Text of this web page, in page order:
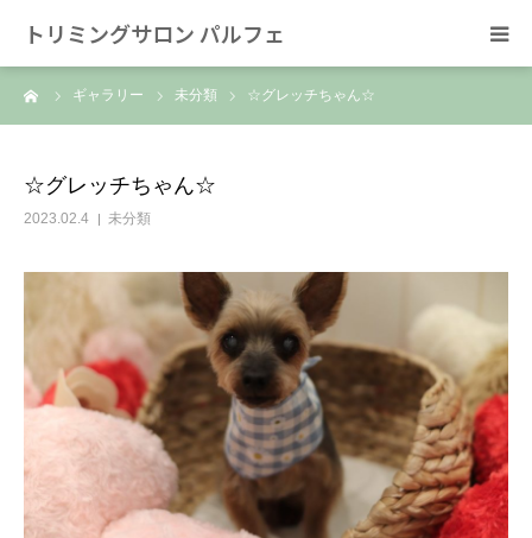
トリミングサロン パルフェ
ギャラリー 未分類 ☆グレッチちゃん☆
☆グレッチちゃん☆
2023.02.4 未分類
HOME
スタッフ
SNS/リンク